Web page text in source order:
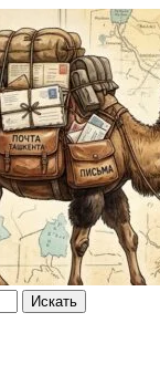
Искать